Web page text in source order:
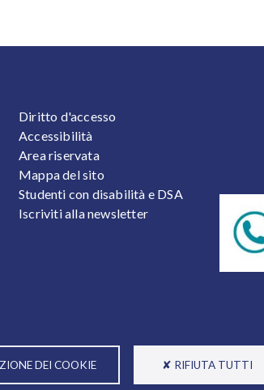
DEI COOKIE ✘ RIFIUTA TUTTI
FOOTER 2
Diritto d'accesso
Accessibilità
Area riservata
Mappa del sito
Studenti con disabilità e DSA
Iscriviti alla newsletter